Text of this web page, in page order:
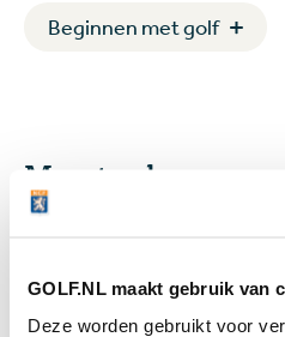
GOLF.NL maakt gebruik van
Deze worden gebruikt voor
Beginnen met golf
Meest gelezen
Luiten
manier